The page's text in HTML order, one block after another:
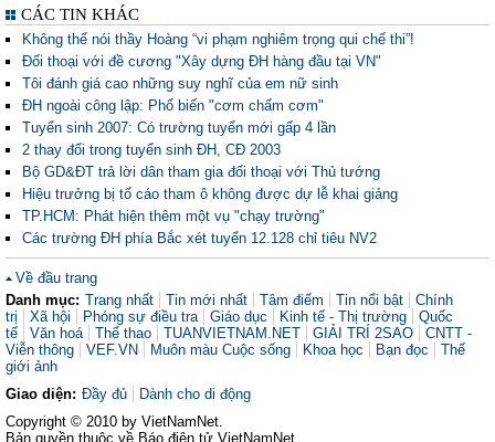
CÁC TIN KHÁC
Không thể nói thầy Hoàng “vi phạm nghiêm trọng qui chế thi”!
Đối thoại với đề cương "Xây dựng ĐH hàng đầu tại VN"
Tôi đánh giá cao những suy nghĩ của em nữ sinh
ĐH ngoài công lập: Phổ biến "cơm chấm cơm"
Tuyển sinh 2007: Có trường tuyển mới gấp 4 lần
2 thay đổi trong tuyển sinh ĐH, CĐ 2003
Bộ GD&ĐT trả lời dân tham gia đối thoại với Thủ tướng
Hiệu trưởng bị tố cáo tham ô không được dự lễ khai giảng
TP.HCM: Phát hiện thêm một vụ "chạy trường"
Các trường ĐH phía Bắc xét tuyển 12.128 chỉ tiêu NV2
Về đầu trang
Danh mục: Trang nhất Tin mới nhất Tâm điểm Tin nổi bật
Chính
trị
Xã hội Phóng sự điều tra Giáo dục Kinh tế - Thị trường
Quốc
tế
Văn hoá Thể thao TUANVIETNAM.NET GIẢI TRÍ 2SAO
CNTT -
Viễn thông
VEF.VN Muôn màu Cuộc sống Khoa học Bạn đọc
Thế
giới ảnh
Giao diện: Đầy đủ
Dành cho di động
Copyright © 2010 by VietNamNet.
Bản quyền thuộc về Báo điện tử VietNamNet.